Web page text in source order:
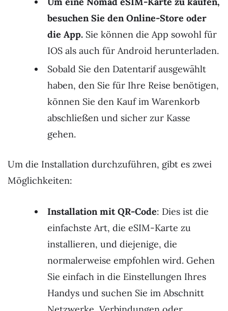
besuchen Sie den Online-Store oder
die App. Sie können die App sowohl für
IOS als auch für Android herunterladen.
Sobald Sie den Datentarif ausgewählt
haben, den Sie für Ihre Reise benötigen,
können Sie den Kauf im Warenkorb
abschließen und sicher zur Kasse
gehen.
Um die Installation durchzuführen, gibt es zwei
Möglichkeiten:
Installation mit QR-Code: Dies ist die
einfachste Art, die eSIM-Karte zu
installieren, und diejenige, die
normalerweise empfohlen wird. Gehen
Sie einfach in die Einstellungen Ihres
Handys und suchen Sie im Abschnitt